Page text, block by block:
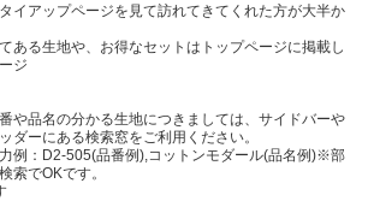
イアップページを見て訪れてきてくれた方が大半か
ある生地や、お得なセットはトップページに掲載し
ジ
や品名の分かる生地につきましては、サイドバーや
ダーにある検索窓をご利用ください。
力例：D2-505(品番例),コットンモダール(品名例)※部
索でOKです。